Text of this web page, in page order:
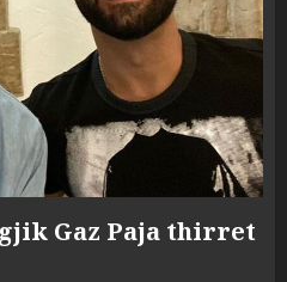
Gaz Paja thirret